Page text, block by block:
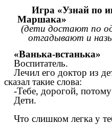
Игра «Узнай по
Маршака»
(дети достают по
отгадывают и
«Ванька-встанька»
Воспитатель.
Лечил его доктор из
сказал такие слова:
-Тебе, дорогой,
Что слишком легка у